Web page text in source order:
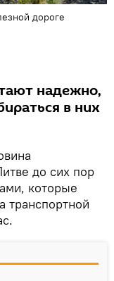
дороге
надежно,
в них
до сих пор
которые
транспортной